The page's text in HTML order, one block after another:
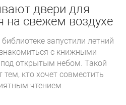
двери для
на свежем воздухе
запустили летний
с книжными
открытым небом. Такой
кто хочет совместить
чтением.